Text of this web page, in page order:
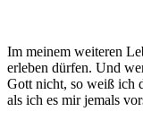
Im meinem weiteren
erleben dürfen. Und
Gott nicht, so weiß ich
als ich es mir jemals